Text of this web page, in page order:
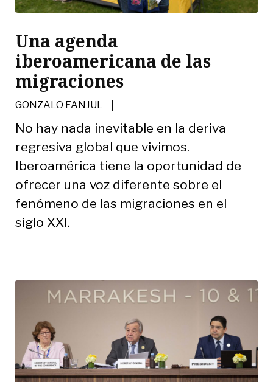
Una agenda
iberoamericana de las
migraciones
GONZALO FANJUL |
No hay nada inevitable en la deriva
regresiva global que vivimos.
Iberoamérica tiene la oportunidad de
ofrecer una voz diferente sobre el
fenómeno de las migraciones en el
siglo XXI.